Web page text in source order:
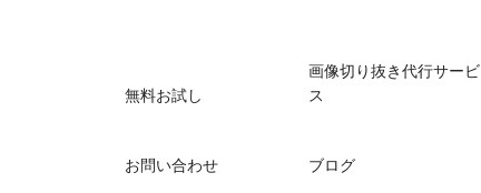
シ
ン
無料お試し
画像切り抜き代行サービ
ス
お問い合わせ ブログ